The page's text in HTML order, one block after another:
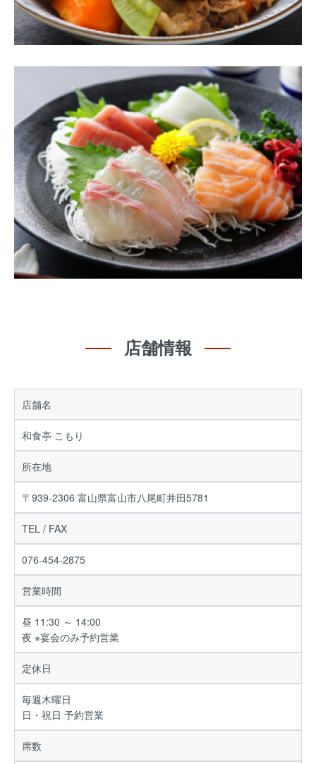
店舗情報
店舗名
和食亭 こもり
所在地
〒939-2306 富山県富山市八尾町井田5781
TEL / FAX
076-454-2875
営業時間
昼 11:30 ～ 14:00
夜 ※宴会のみ予約営業
定休日
毎週木曜日
日・祝日 予約営業
席数